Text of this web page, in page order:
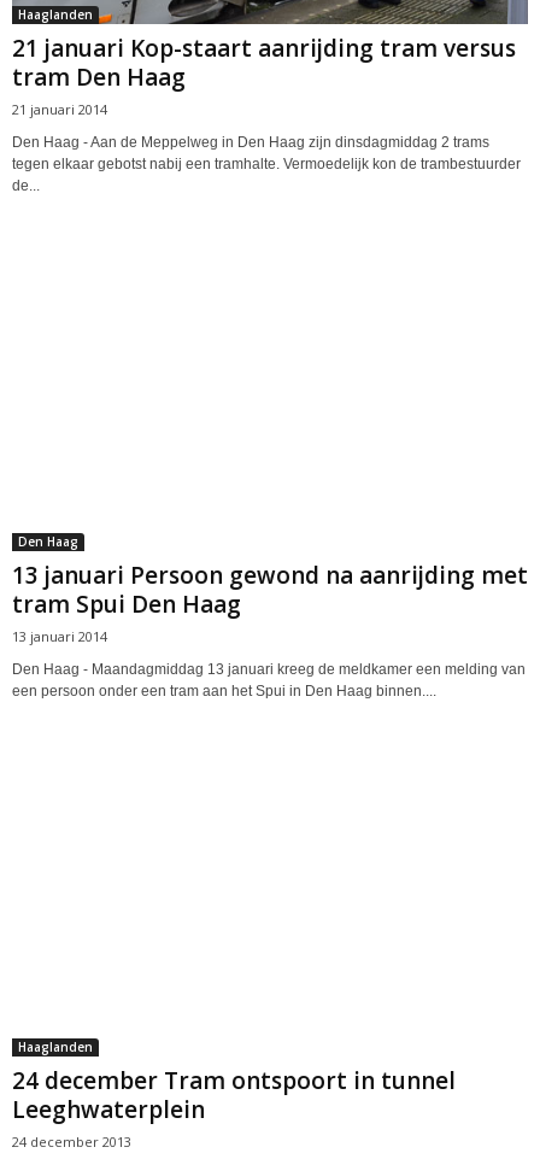
Haaglanden
21 januari Kop-staart aanrijding tram versus
tram Den Haag
21 januari 2014
Den Haag - Aan de Meppelweg in Den Haag zijn dinsdagmiddag 2 trams
tegen elkaar gebotst nabij een tramhalte. Vermoedelijk kon de trambestuurder
de...
Den Haag
13 januari Persoon gewond na aanrijding met
tram Spui Den Haag
13 januari 2014
Den Haag - Maandagmiddag 13 januari kreeg de meldkamer een melding van
een persoon onder een tram aan het Spui in Den Haag binnen....
Haaglanden
24 december Tram ontspoort in tunnel
Leeghwaterplein
24 december 2013